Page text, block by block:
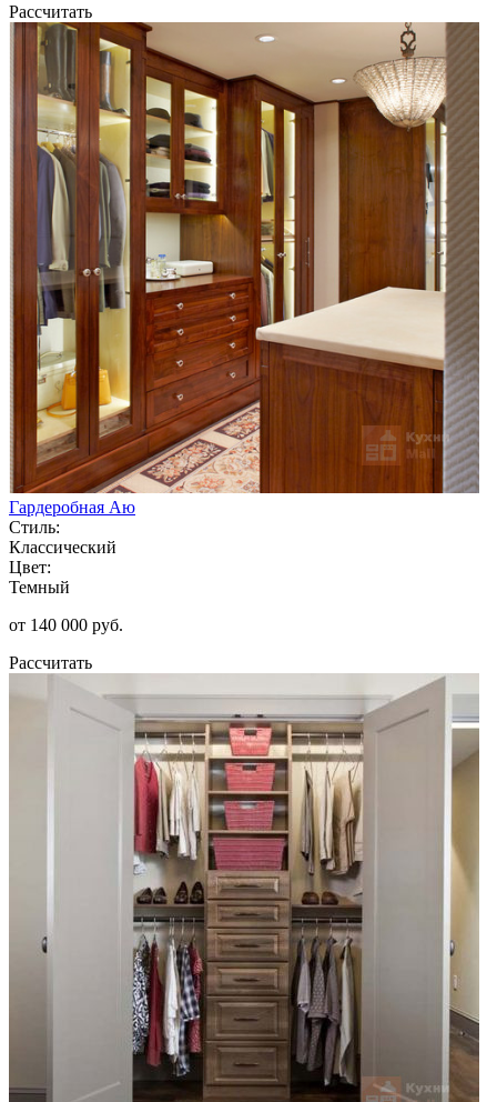
Рассчитать
Гардеробная Аю
Стиль:
Классический
Цвет:
Темный
от 140 000 руб.
Рассчитать